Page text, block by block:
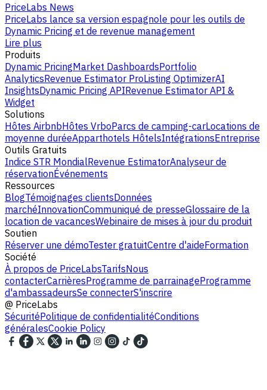
PriceLabs News
PriceLabs lance sa version espagnole pour les outils de
Dynamic Pricing et de revenue management
Lire plus
Produits
Dynamic PricingMarket DashboardsPortfolio
AnalyticsRevenue Estimator ProListing OptimizerAI
InsightsDynamic Pricing APIRevenue Estimator API &
Widget
Solutions
Hôtes AirbnbHôtes VrboParcs de camping-carLocations de
moyenne duréeApparthotels HôtelsIntégrationsEntreprise
Outils Gratuits
Indice STR MondialRevenue EstimatorAnalyseur de
réservationÉvénements
Ressources
BlogTémoignages clientsDonnées
marchéInnovationCommuniqué de presseGlossaire de la
location de vacancesWebinaire de mises à jour du produit
Soutien
Réserver une démoTester gratuitCentre d'aideFormation
Société
À propos de PriceLabsTarifsNous
contacterCarrièresProgramme de parrainageProgramme
d'ambassadeursSe connecterS'inscrire
@ PriceLabs
SécuritéPolitique de confidentialitéConditions
généralesCookie Policy